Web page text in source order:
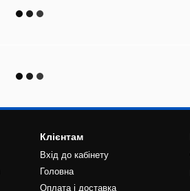
Клієнтам
Вхід до кабінету
Головна
Оплата і доставка